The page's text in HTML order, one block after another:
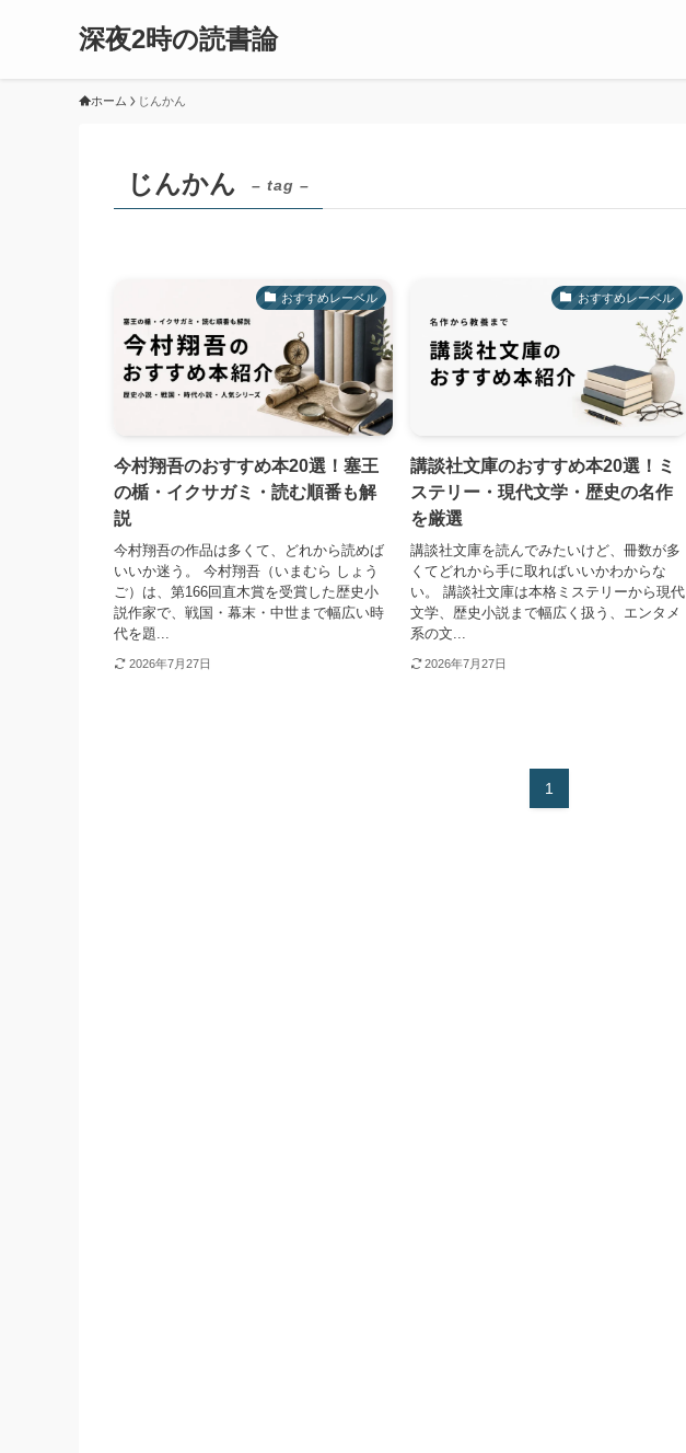
深夜2時の読書論
ホーム じんかん
じんかん – tag –
おすすめレーベル
今村翔吾のおすすめ本20選！塞王
の楯・イクサガミ・読む順番も解
説
今村翔吾の作品は多くて、どれから読めば
いいか迷う。 今村翔吾（いまむら しょう
ご）は、第166回直木賞を受賞した歴史小
説作家で、戦国・幕末・中世まで幅広い時
代を題...
2026年7月27日
おすすめレーベル
講談社文庫のおすすめ本20選！ミ
ステリー・現代文学・歴史の名作
を厳選
講談社文庫を読んでみたいけど、冊数が多
くてどれから手に取ればいいかわからな
い。 講談社文庫は本格ミステリーから現代
文学、歴史小説まで幅広く扱う、エンタメ
系の文...
2026年7月27日
1